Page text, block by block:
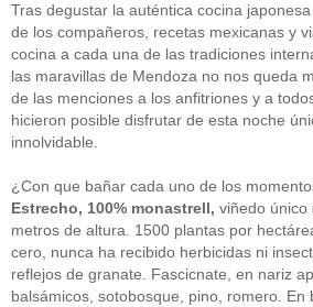
Cocina(38)
consejos(3)
El Celler de Can Roca(1)
Empresas(12)
ferran adria(10)
formación(1)
Gastronomía
Guipuzcoa
(2)
(1)
Joan Roca(2)
libros (2)
Madrid(4)
mejores-productos (3)
México(1)
Tras degustar la auténtica cocina
de los compañeros, recetas mexicanas y
cocina a cada una de las tradiciones
las maravillas de Mendoza no nos queda
de las menciones a los anfitriones y a
hicieron posible disfrutar de esta noche
innolvidable.
¿Con que bañar cada uno de los
Estrecho, 100% monastrell, viñedo único
metros de altura. 1500 plantas por
cero, nunca ha recibido herbicidas ni
reflejos de granate. Fascicnate, en nariz
balsámicos, sotobosque, pino, romero. En